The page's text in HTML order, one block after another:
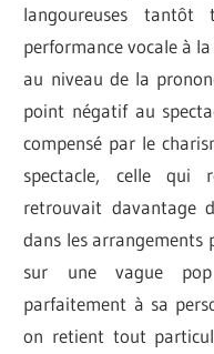
langoureuses tantôt
performance vocale à
au niveau de la
point négatif au
compensé par le
spectacle, celle qui
retrouvait davantage
dans les arrangements
sur une vague
parfaitement à sa
on retient tout